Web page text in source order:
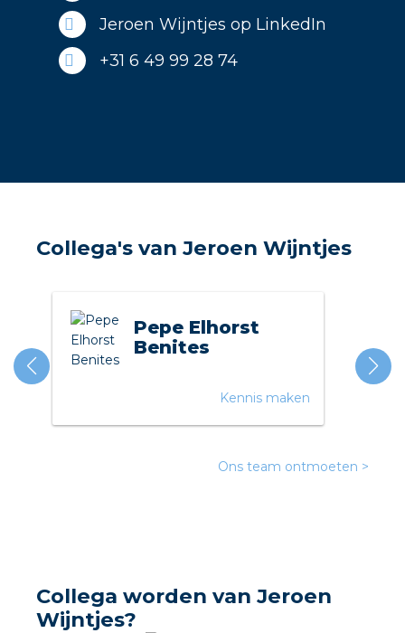
installeren
installeren
installeren in beton
installeren in de tuinbouw
RST®
Jeroen Wijntjes op LinkedIn
+31 6 49 99 28 74
Collega's van Jeroen Wijntjes
Pepe Elhorst
Benites
Kennis maken
Ons team ontmoeten >
Collega worden van Jeroen
Wijntjes?